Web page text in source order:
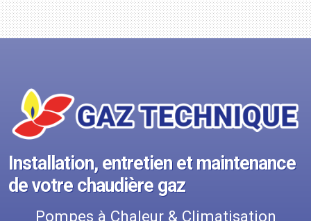
Installation, entretien et maintenance
de votre chaudière gaz
Pompes à Chaleur & Climatisation